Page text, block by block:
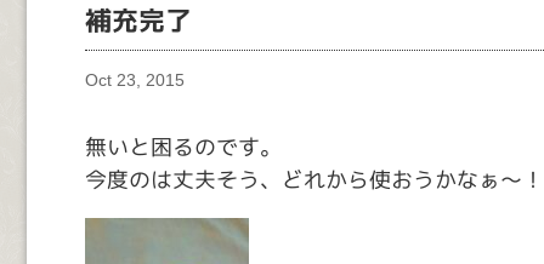
補充完了
Oct 23, 2015
無いと困るのです。
今度のは丈夫そう、どれから使おうかなぁ～！